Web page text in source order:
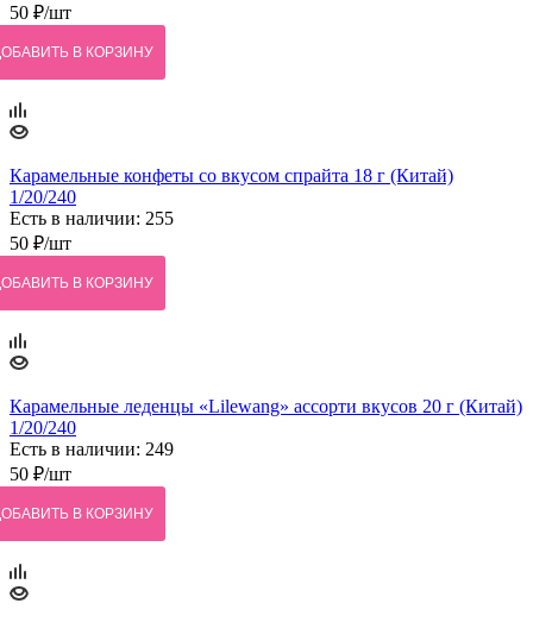
50 ₽/шт
В КОРЗИНУ
Карамельные конфеты со вкусом спрайта 18 г (Китай)
1/20/240
Есть в наличии: 255
50 ₽/шт
В КОРЗИНУ
Карамельные леденцы «Lilewang» ассорти вкусов 20 г (Китай)
1/20/240
Есть в наличии: 249
50 ₽/шт
В КОРЗИНУ